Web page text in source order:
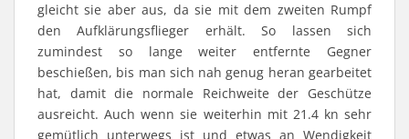
gleicht sie aber aus, da sie mit dem zweiten Rumpf
den Aufklärungsflieger erhält. So lassen sich
zumindest so lange weiter entfernte Gegner
beschießen, bis man sich nah genug heran gearbeitet
hat, damit die normale Reichweite der Geschütze
ausreicht. Auch wenn sie weiterhin mit 21.4 kn sehr
gemütlich unterwegs ist und etwas an Wendigkeit